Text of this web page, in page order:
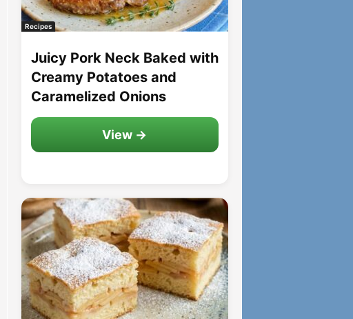
Recipes
Juicy Pork Neck Baked with
Creamy Potatoes and
Caramelized Onions
View →